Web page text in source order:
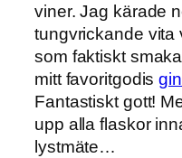
viner. Jag kärade
tungvrickande vita
som faktiskt
mitt favoritgodis
Fantastiskt gott!
upp alla flaskor
lystmäte…